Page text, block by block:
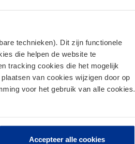
technieken). Dit zijn functionele
die helpen de website te
tracking cookies die het mogelijk
van cookies wijzigen door op
voor het gebruik van alle cookies.
Accepteer alle cookies